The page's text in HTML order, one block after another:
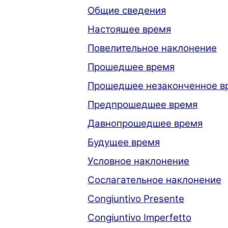
Общие сведения
Настоящее время
Повелительное наклонение
Прошедшее время
Прошедшее незаконченное
Предпрошедшее время
Давнопрошедшее время
Будущее время
Условное наклонение
Сослагательное наклонение
Congiuntivo Presente
Congiuntivo Imperfetto